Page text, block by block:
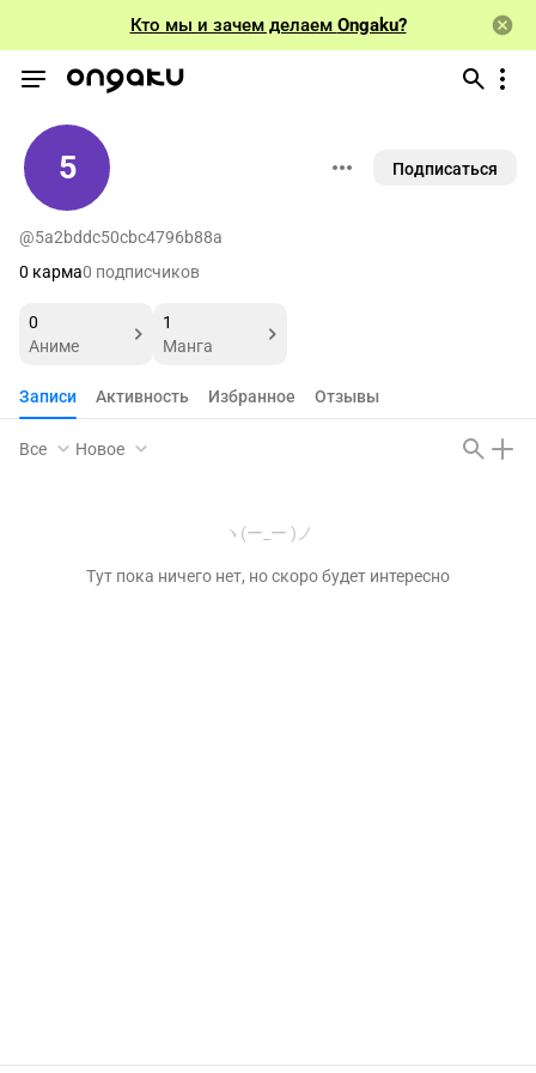
Кто мы и зачем делаем Ongaku?
5 Подписаться
@5a2bddc50cbc4796b88a
0 карма0 подписчиков
0
Аниме
1
Манга
Записи Активность Избранное Отзывы
Все Новое
ヽ(ー_ー )ノ
Тут пока ничего нет, но скоро будет интересно